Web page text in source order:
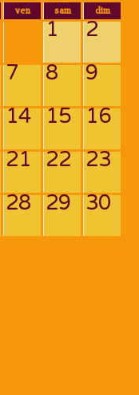
ven sam dim
1
2
7 8
9
14 15 16
21 22 23
28 29 30